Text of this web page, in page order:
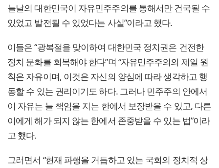
늘날의 대한민국이 자유민주주의를 통해서만 건국될 수
있었고 발전될 수 있었다는 사실”이라고 했다.
이들은 “광복절을 맞이하여 대한민국 정치권은 건전한
정치 문화를 회복해야 한다”며 “자유민주주의의 제일 원
칙은 자유이며, 이것은 자신의 양심에 따라 생각하고 행
동할 수 있는 권리이기도 하다. 그러나 민주주의 안에서
이 자유는 늘 책임을 지는 한에서 보장받을 수 있고, 다른
이에게 해가 되지 않는 한에서 존중받을 수 있는 법”이라
고 했다.
그러면서 “현재 파행을 거듭하고 있는 국회의 정치적 상